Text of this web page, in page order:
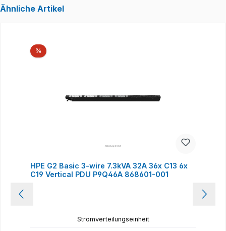
Ähnliche Artikel
%Rabatt
HPE G2 Basic 3-wire 7.3kVA 32A 36x C13 6x
C19 Vertical PDU P9Q46A 868601-001
Stromverteilungseinheit